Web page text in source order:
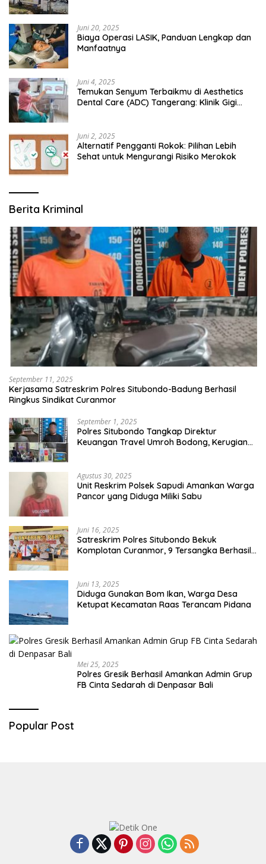
Juni 20, 2025
Biaya Operasi LASIK, Panduan Lengkap dan
Manfaatnya
Juni 4, 2025
Temukan Senyum Terbaikmu di Aesthetics
Dental Care (ADC) Tangerang: Klinik Gigi
Juni 2, 2025
Alternatif Pengganti Rokok: Pilihan Lebih
Sehat untuk Mengurangi Risiko Merokok
Berita Kriminal
September 11, 2025
Kerjasama Satreskrim Polres Situbondo-Badung Berhasil
Ringkus Sindikat Curanmor
September 1, 2025
Polres Situbondo Tangkap Direktur
Keuangan Travel Umroh Bodong, Kerugian
Agustus 30, 2025
Unit Reskrim Polsek Sapudi Amankan Warga
Pancor yang Diduga Miliki Sabu
Juni 16, 2025
Satreskrim Polres Situbondo Bekuk
Komplotan Curanmor, 9 Tersangka Berhasil
Juni 13, 2025
Diduga Gunakan Bom Ikan, Warga Desa
Ketupat Kecamatan Raas Terancam Pidana
Mei 25, 2025
Polres Gresik Berhasil Amankan Admin Grup
FB Cinta Sedarah di Denpasar Bali
Popular Post